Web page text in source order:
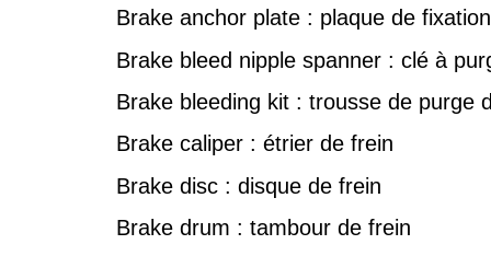
Brake anchor plate : plaque de
Brake bleed nipple spanner : clé à
Brake bleeding kit : trousse de purge
Brake caliper : étrier de frein
Brake disc : disque de frein
Brake drum : tambour de frein